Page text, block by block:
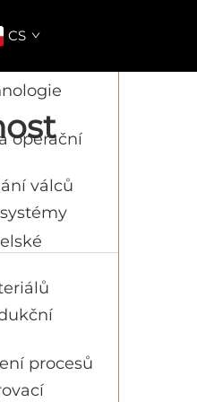
CS
operační
válců
procesů